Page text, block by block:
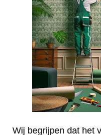
Wij begrijpen dat het